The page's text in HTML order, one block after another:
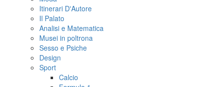
Itinerari D'Autore
Il Palato
Analisi e Matematica
Musei in poltrona
Sesso e Psiche
Design
Sport
Calcio